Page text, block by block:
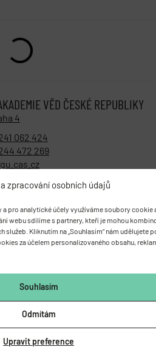
zpracování osobních údajů
a pro analytické účely využíváme soubory cookie
webu sdílíme s partnery, kteří je mohou
služeb. Kliknutím na „Souhlasím“ nám udělujete
za účelem personalizovaného obsahu,
Souhlasím
Odmítám
Upravit preference
VĚD ČESKÉ REPUBLIKY
4
062 424
472 269
Buďte s námi v kontaktu